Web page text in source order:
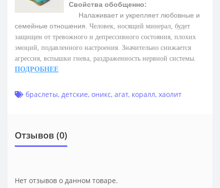
Свойства обобщенно:
Налаживает и укрепляет любовные и
семейные отношения. Человек, носящий минерал, будет
защищен от тревожного и депрессивного состояния, плохих
эмоций, подавленного настроения. Значительно снижается
агрессия, вспышки гнева, раздраженность нервной системы.
ПОДРОБНЕЕ
браслеты, детские, оникс, агат, коралл, хаолит
Отзывов (0)
Нет отзывов о данном товаре.